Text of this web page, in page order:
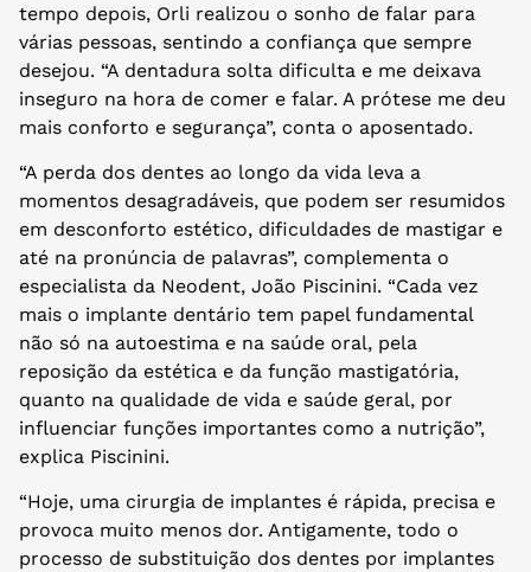
tempo depois, Orli realizou o sonho de falar para
várias pessoas, sentindo a confiança que sempre
desejou. “A dentadura solta dificulta e me deixava
inseguro na hora de comer e falar. A prótese me deu
mais conforto e segurança”, conta o aposentado.
“A perda dos dentes ao longo da vida leva a
momentos desagradáveis, que podem ser resumidos
em desconforto estético, dificuldades de mastigar e
até na pronúncia de palavras”, complementa o
especialista da Neodent, João Piscinini. “Cada vez
mais o implante dentário tem papel fundamental
não só na autoestima e na saúde oral, pela
reposição da estética e da função mastigatória,
quanto na qualidade de vida e saúde geral, por
influenciar funções importantes como a nutrição”,
explica Piscinini.
“Hoje, uma cirurgia de implantes é rápida, precisa e
provoca muito menos dor. Antigamente, todo o
processo de substituição dos dentes por implantes